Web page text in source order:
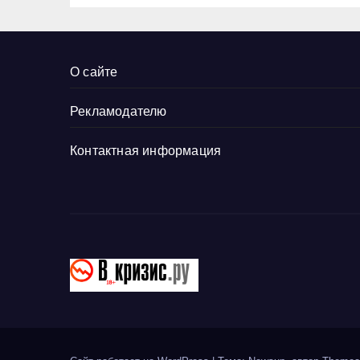
О сайте
Рекламодателю
Контактная информация